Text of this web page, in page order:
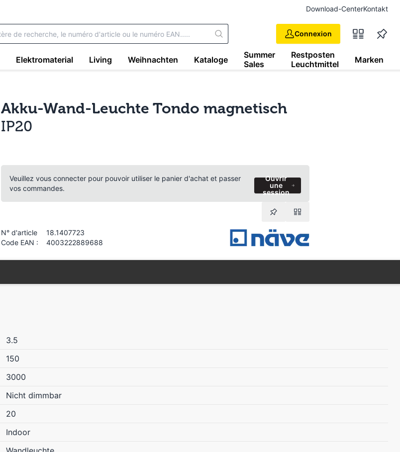
Download-CenterKontakt
Connexion
Elektromaterial Living Weihnachten Kataloge
Summer
Sales
Restposten
Leuchtmittel
Marken
Akku-Wand-Leuchte Tondo magnetisch
IP20
Veuillez vous connecter pour pouvoir utiliser le panier d'achat et passer
vos commandes.
Ouvrir
une
session
N° d'article
18.1407723
Code EAN :
4003222889688
3.5
150
3000
Nicht dimmbar
20
Indoor